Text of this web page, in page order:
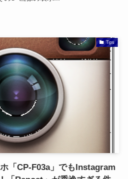
Tips
「CP-F03a」でもInstagram